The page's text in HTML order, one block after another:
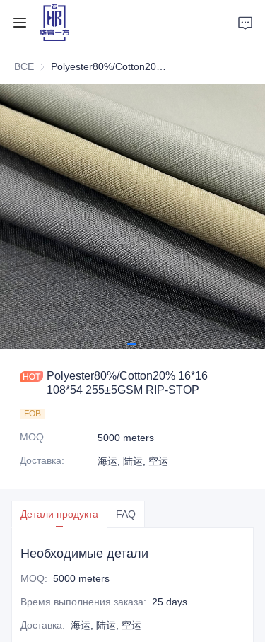
ВСЕ
Polyester80%/Cotton20% 16*16
108*54 255±5GSM RIP-STOP
FOB
MOQ:
5000 meters
Доставка: 海运, 陆运, 空运
Детали продукта FAQ
Необходимые детали
MOQ: 5000 meters
Время выполнения заказа: 25 days
Доставка: 海运, 陆运, 空运
Продукт
О нас
Новости
Контакты